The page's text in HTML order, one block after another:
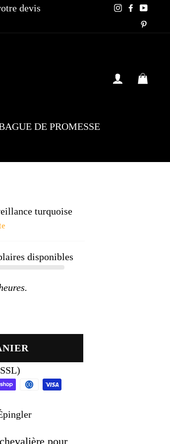
devis
Instagram
SE
DE PROMESSE
turquoise
disponibles
pour